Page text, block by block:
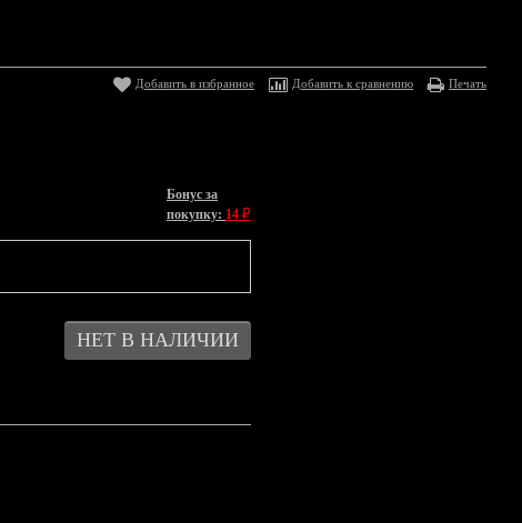
Добавить в избранное Добавить к сравнению Печать
Бонус за
покупку: 14 ₽